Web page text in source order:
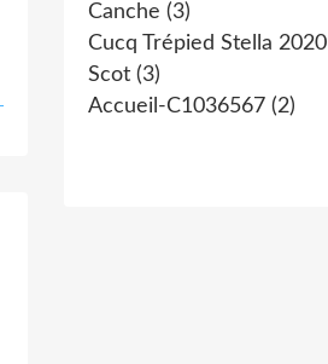
Canche (3)
Cucq Trépied Stella 2020
Scot (3)
Accueil-C1036567 (2)